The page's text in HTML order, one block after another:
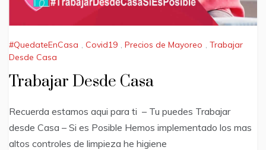
#QuedateEnCasa Covid19 Precios de Mayoreo
Trabajar
Desde Casa
Trabajar Desde Casa
Recuerda estamos aqui para ti – Tu puedes Trabajar
desde Casa – Si es Posible Hemos implementado los mas
altos controles de limpieza he higiene